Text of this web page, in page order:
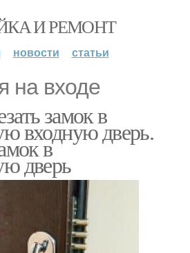
И РЕМОНТ
новости статьи
на входе
замок в
входную дверь.
в
дверь